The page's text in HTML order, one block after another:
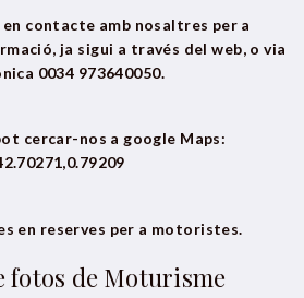
contacte amb nosaltres per a
ja sigui a través del web, o via
0034 973640050.
cercar-nos a google Maps:
en reserves per a motoristes.
fotos de Moturisme